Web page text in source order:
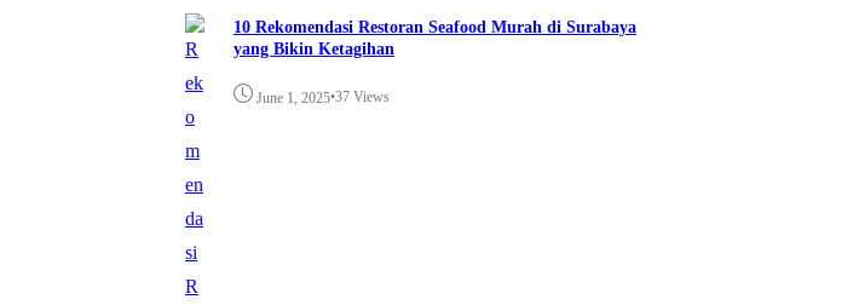
10 Rekomendasi Restoran Seafood Murah di Surabaya
yang Bikin Ketagihan
June 1, 2025•37 Views